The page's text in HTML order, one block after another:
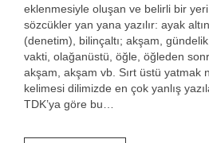
eklenmesiyle oluşan ve belirli bir
sözcükler yan yana yazılır: ayak
(denetim), bilinçaltı; akşam,
vakti, olağanüstü, öğle, öğleden
akşam, akşam vb. Sırt üstü yatmak
kelimesi dilimizde en çok yanlış
TDK’ya göre bu…